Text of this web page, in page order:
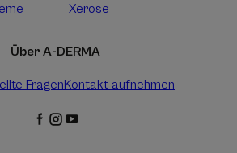
Xerose
Über A-DERMA
FragenKontakt aufnehmen